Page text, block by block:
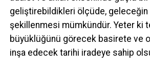
geliştirebildikleri ölçüde, geleceğin
şekillenmesi mümkündür. Yeter ki
büyüklüğünü görecek basirete ve
inşa edecek tarihi iradeye sahip